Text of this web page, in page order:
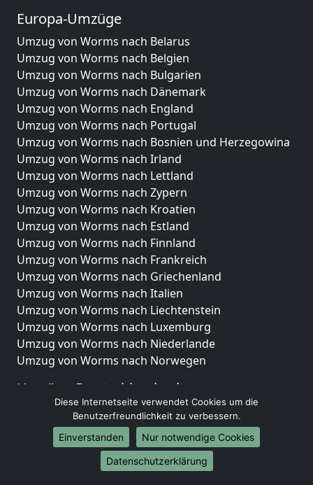
Europa-Umzüge
Umzug von Worms nach Belarus
Umzug von Worms nach Belgien
Umzug von Worms nach Bulgarien
Umzug von Worms nach Dänemark
Umzug von Worms nach England
Umzug von Worms nach Portugal
Umzug von Worms nach Bosnien und Herzegowina
Umzug von Worms nach Irland
Umzug von Worms nach Lettland
Umzug von Worms nach Zypern
Umzug von Worms nach Kroatien
Umzug von Worms nach Estland
Umzug von Worms nach Finnland
Umzug von Worms nach Frankreich
Umzug von Worms nach Griechenland
Umzug von Worms nach Italien
Umzug von Worms nach Liechtenstein
Umzug von Worms nach Luxemburg
Umzug von Worms nach Niederlande
Umzug von Worms nach Norwegen
Umzüge-Deutschlandweit
Umzug von Worms nach Berlin
Umzug von Worms nach Hamburg
Umzug von Worms nach München
Umzug von Worms nach Köln
Diese Internetseite verwendet Cookies um die
Benutzerfreundlichkeit zu verbessern.
Einverstanden
Nur notwendige Cookies
Datenschutzerklärung